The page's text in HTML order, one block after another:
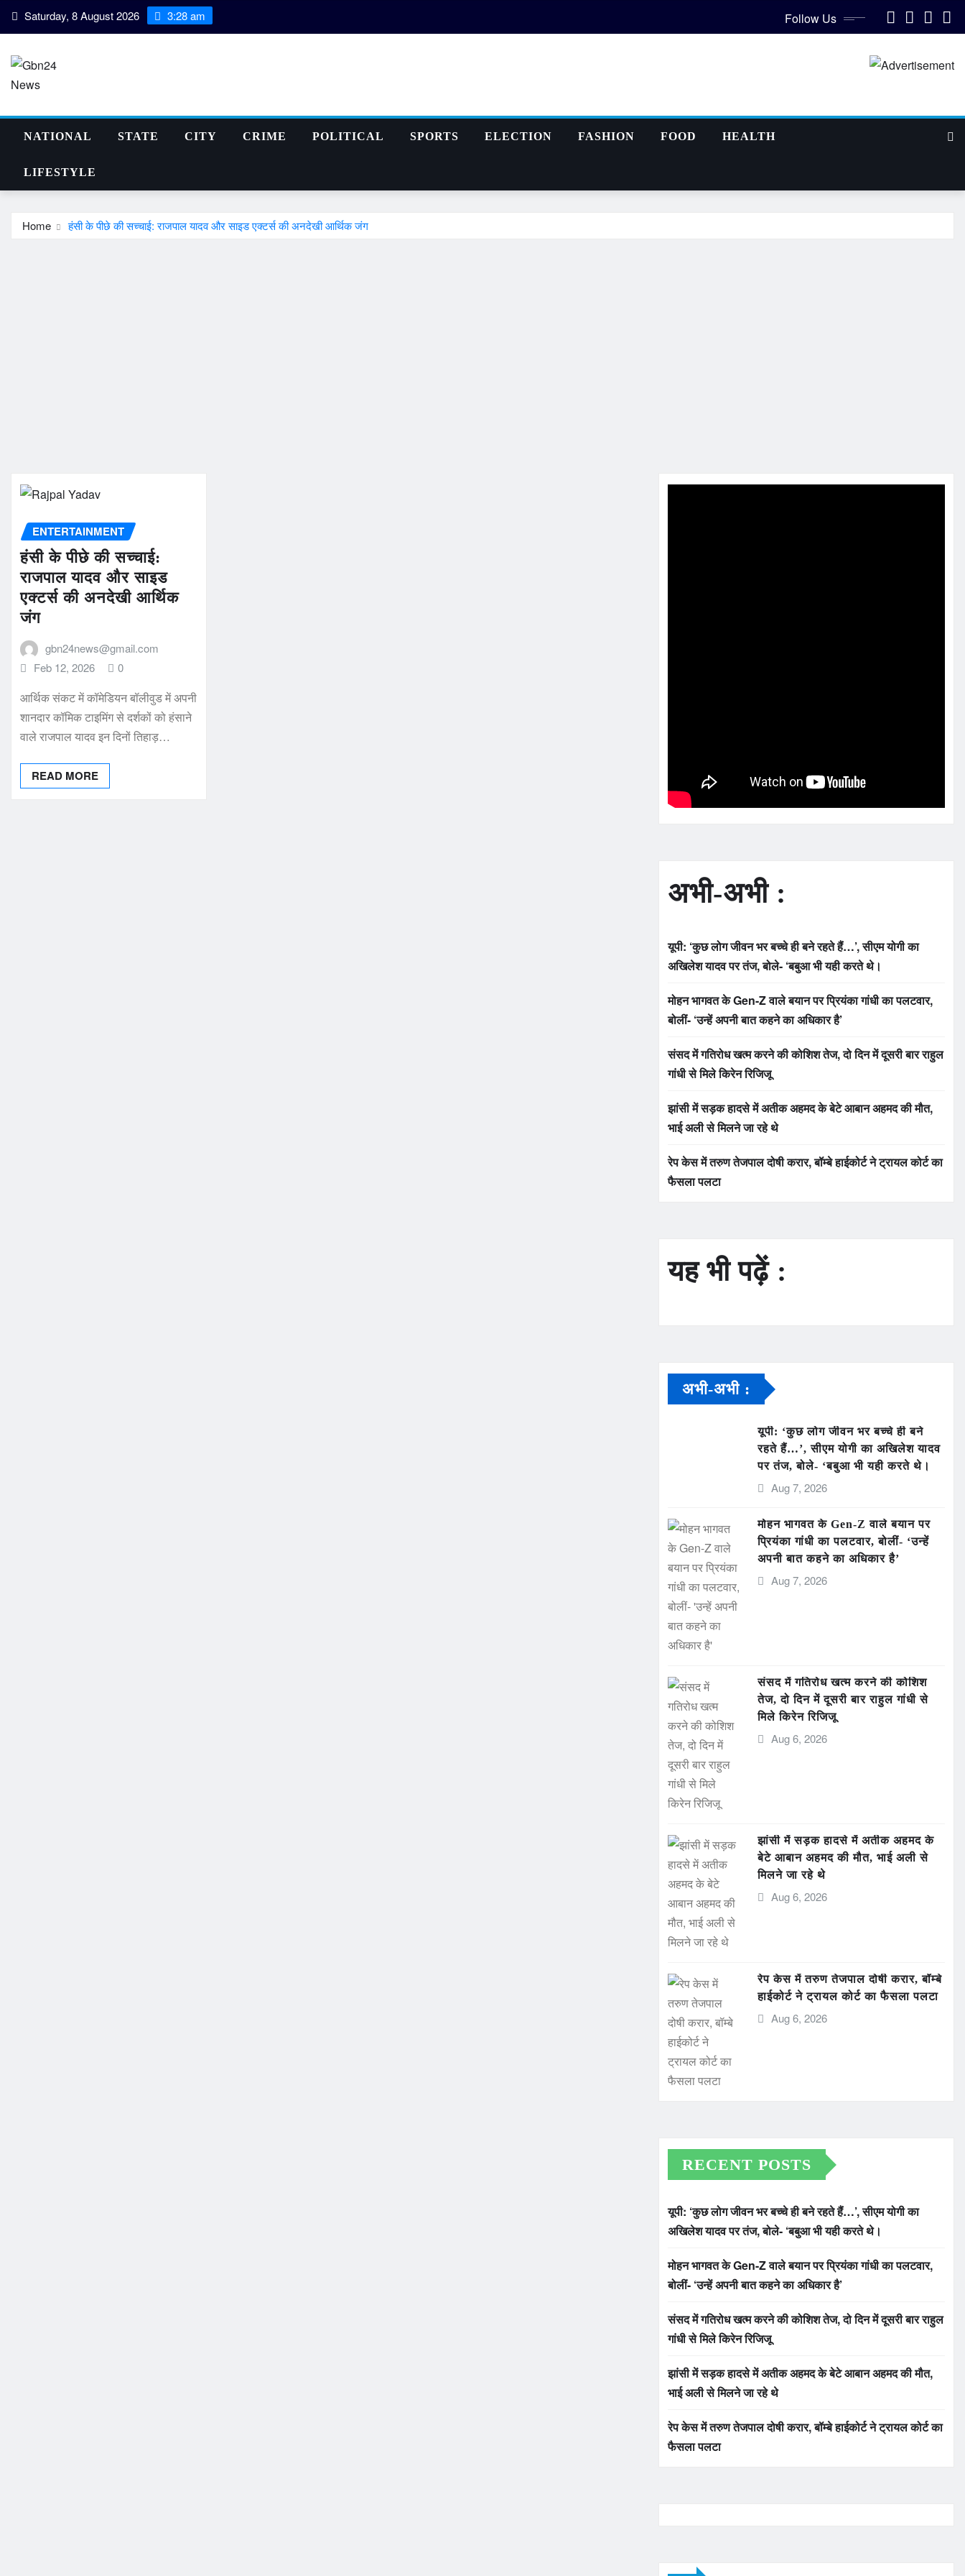
Skip Saturday, 8 August 2026 3:28 am Follow Us
NATIONAL STATE CITY CRIME POLITICAL SPORTS ELECTION FASHION FOOD HEALTH
LIFESTYLE
Home हंसी के पीछे की सच्चाई: राजपाल यादव और साइड एक्टर्स की अनदेखी आर्थिक जंग
ENTERTAINMENT
हंसी के पीछे की सच्चाई:
राजपाल यादव और साइड
एक्टर्स की अनदेखी आर्थिक
जंग
gbn24news@gmail.com
Feb 12, 2026
0
आर्थिक संकट में कॉमेडियन बॉलीवुड में अपनी
शानदार कॉमिक टाइमिंग से दर्शकों को हंसाने
वाले राजपाल यादव इन दिनों तिहाड़…
READ MORE
अभी-अभी :
यूपी: ‘कुछ लोग जीवन भर बच्चे ही बने रहते हैं…’, सीएम योगी का
अखिलेश यादव पर तंज, बोले- ‘बबुआ भी यही करते थे।
मोहन भागवत के Gen-Z वाले बयान पर प्रियंका गांधी का पलटवार,
बोलीं- ‘उन्हें अपनी बात कहने का अधिकार है’
संसद में गतिरोध खत्म करने की कोशिश तेज, दो दिन में दूसरी बार राहुल
गांधी से मिले किरेन रिजिजू
झांसी में सड़क हादसे में अतीक अहमद के बेटे आबान अहमद की मौत,
भाई अली से मिलने जा रहे थे
रेप केस में तरुण तेजपाल दोषी करार, बॉम्बे हाईकोर्ट ने ट्रायल कोर्ट का
फैसला पलटा
यह भी पढ़ें :
अभी-अभी :
यूपी: ‘कुछ लोग जीवन भर बच्चे ही बने
रहते हैं…’, सीएम योगी का अखिलेश यादव
पर तंज, बोले- ‘बबुआ भी यही करते थे।
Aug 7, 2026
मोहन भागवत के Gen-Z वाले बयान पर
प्रियंका गांधी का पलटवार, बोलीं- ‘उन्हें
अपनी बात कहने का अधिकार है’
Aug 7, 2026
संसद में गतिरोध खत्म करने की कोशिश
तेज, दो दिन में दूसरी बार राहुल गांधी से
मिले किरेन रिजिजू
Aug 6, 2026
झांसी में सड़क हादसे में अतीक अहमद के
बेटे आबान अहमद की मौत, भाई अली से
मिलने जा रहे थे
Aug 6, 2026
रेप केस में तरुण तेजपाल दोषी करार, बॉम्बे
हाईकोर्ट ने ट्रायल कोर्ट का फैसला पलटा
Aug 6, 2026
RECENT POSTS
यूपी: ‘कुछ लोग जीवन भर बच्चे ही बने रहते हैं…’, सीएम योगी का
अखिलेश यादव पर तंज, बोले- ‘बबुआ भी यही करते थे।
मोहन भागवत के Gen-Z वाले बयान पर प्रियंका गांधी का पलटवार,
बोलीं- ‘उन्हें अपनी बात कहने का अधिकार है’
संसद में गतिरोध खत्म करने की कोशिश तेज, दो दिन में दूसरी बार राहुल
गांधी से मिले किरेन रिजिजू
झांसी में सड़क हादसे में अतीक अहमद के बेटे आबान अहमद की मौत,
भाई अली से मिलने जा रहे थे
रेप केस में तरुण तेजपाल दोषी करार, बॉम्बे हाईकोर्ट ने ट्रायल कोर्ट का
फैसला पलटा